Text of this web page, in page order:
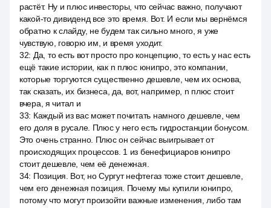
растёт. Ну и плюс инвесторы, что сейчас важно, получают
какой-то дивиденд все это время. Вот. И если мы вернёмся
обратно к слайду, не будем так сильно много, я уже
чувствую, говорю им, и время уходит.
32: Да, то есть вот просто про концепцию, то есть у нас есть
ещё такие истории, как n плюс юнипро, это компании,
которые торгуются существенно дешевле, чем их основа,
так сказать, их бизнеса, да, вот, например, n плюс стоит
вчера, я читал и
33: Каждый из вас может почитать намного дешевле, чем
его доля в русале. Плюс у него есть гидростанции бонусом.
Это очень странно. Плюс он сейчас выигрывает от
происходящих процессов. 1 из бенефициаров юнипро
стоит дешевле, чем её денежная.
34: Позиция. Вот, но Сургут нефтегаз тоже стоит дешевле,
чем его денежная позиция. Почему мы купили юнипро,
потому что могут произойти важные изменения, либо там